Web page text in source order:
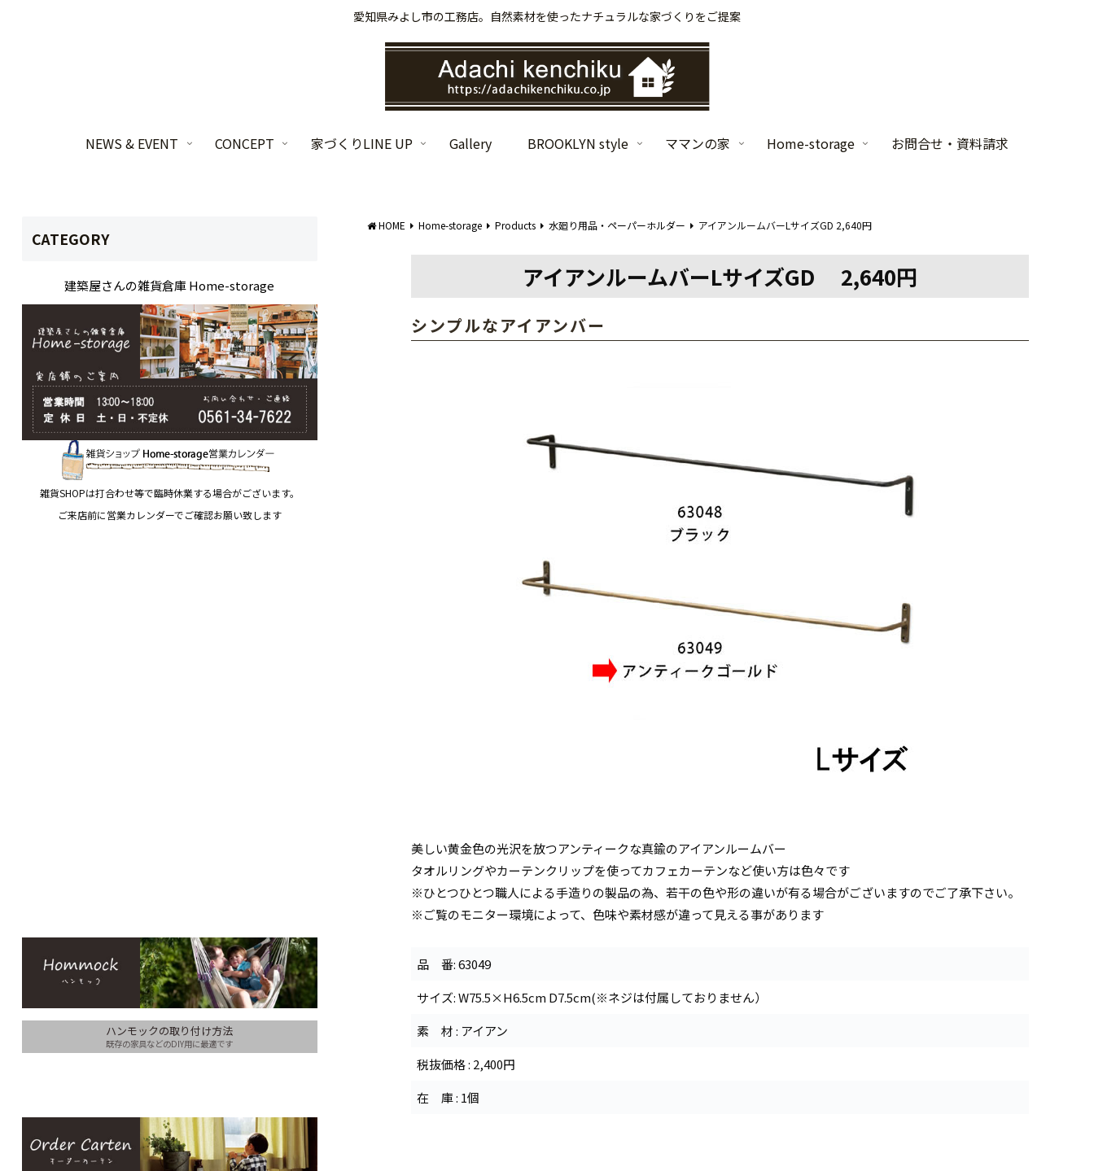
愛知県みよし市の工務店。自然素材を使ったナチュラルな家づくりをご提案
NEWS & EVENT CONCEPT 家づくりLINE UP Gallery BROOKLYN style ママンの家 Home-storage お問合せ・資料請求
HOME Home-storage Products 水廻り用品・ペーパーホルダー アイアンルームバーLサイズGD 2,640円
アイアンルームバーLサイズGD 2,640円
シンプルなアイアンバー
美しい黄金色の光沢を放つアンティークな真鍮のアイアンルームバー
タオルリングやカーテンクリップを使ってカフェカーテンなど使い方は色々です
※ひとつひとつ職人による手造りの製品の為、若干の色や形の違いが有る場合がございますのでご了承下さい。
※ご覧のモニター環境によって、色味や素材感が違って見える事があります
品 番: 63049
サイズ: W75.5×H6.5cm D7.5cm(※ネジは付属しておりません）
素 材 : アイアン
税抜価格 : 2,400円
在 庫 : 1個
CATEGORY
建築屋さんの雑貨倉庫 Home-storage
雑貨SHOPは打合わせ等で臨時休業する場合がございます。
ご来店前に営業カレンダーでご確認お願い致します
ハンモックの取り付け方法
既存の家具などのDIY用に最適です